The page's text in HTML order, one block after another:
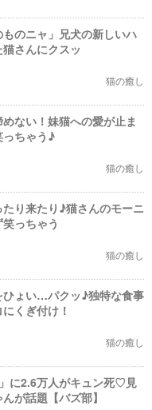
ものニャ」兄犬の新しいハ
さんにクスッ
猫の癒し
ない！妹猫への愛が止ま
っちゃう♪
猫の癒し
り来たり♪猫さんのモーニ
っちゃう
猫の癒し
ひょい…パクッ♪独特な食事
くぎ付け！
猫の癒し
に2.6万人がキュン死♡見
が話題【バズ部】